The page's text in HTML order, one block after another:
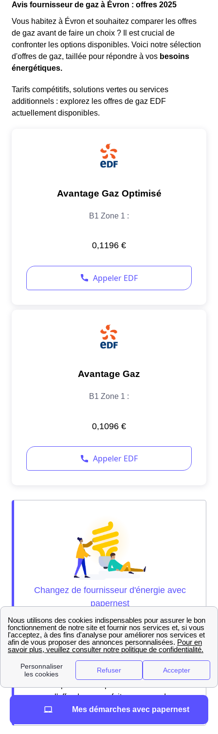
Avis fournisseur de gaz à Évron : offres 2025
Vous habitez à Évron et souhaitez comparer les offres
de gaz avant de faire un choix ? Il est crucial de
confronter les options disponibles. Voici notre sélection
d'offres de gaz, taillée pour répondre à vos besoins
énergétiques.
Tarifs compétitifs, solutions vertes ou services
additionnels : explorez les offres de gaz EDF
actuellement disponibles.
l'offre de gaz parfaite pour vous !
Mes démarches avec papernest